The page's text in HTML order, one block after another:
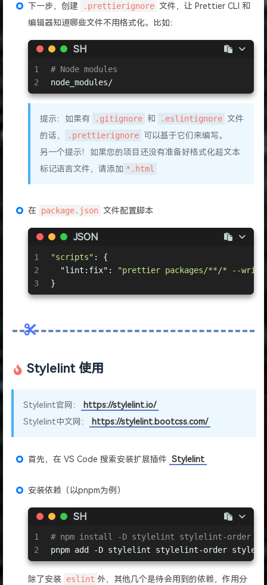
11
12
14
16
17
18
20
21
22
23
trailingComma: 'all', // 末尾需要有逗号
bracketSpacing: true, // 大括号内的首尾需要
arrowParens
// 箭头函数，只有一个
rangeEnd : Infinity
requirePragma
insertPragma: false, // 不需要自动在文件开
htmlWhitespaceSensitivity: 'css' , // 指定
vueIndentScriptAndStyle: false, // vue 文
endOfLine: 'lf', // 换行符使用 lf
embeddedLanguageFormatting
下一步，创建 .prettierignore 文件，让 Prettier CLI 和
编辑器知道哪些文件不用格式化。比如：
SH
1
2
# Node modules
node_modules/
提示：如果有 .gitignore 和 .eslintignore 文件
的话，
.prettierignore 可以基于它们来编写。
另一个提示！如果您的项目还没有准备好格式化超文本
标记语言文件，请添加 *.html
在 package.json 文件配置脚本
JSON
1
2
3
"scripts" : {
"lint:fix" :
"prettier packages/**/* --
}
Stylelint 使用
Stylelint官网：
https://stylelint.io/
Stylelint中文网：
https://stylelint.bootcss.com/
首先，在 VS Code 搜索安装扩展插件 Stylelint
安装依赖（以pnpm为例）
SH
1
2
# npm install -D stylelint stylelint-order
pnpm add -D stylelint stylelint-order
除了安装 eslint 外，其他几个是待会用到的依赖，作用分